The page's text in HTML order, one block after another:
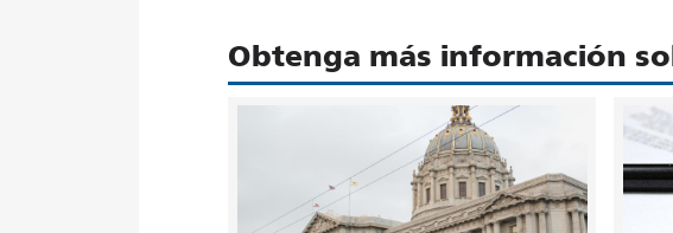
Obtenga más información